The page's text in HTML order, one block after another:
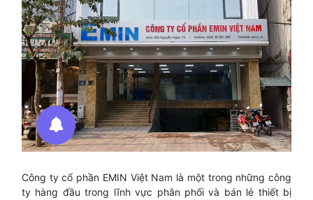
Công ty cổ phần EMIN Việt Nam là một trong những công
ty hàng đầu trong lĩnh vực phân phối và bán lẻ thiết bị